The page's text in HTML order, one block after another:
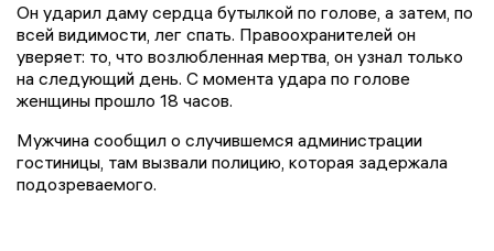
Он ударил даму сердца бутылкой по голове, а затем, по
всей видимости, лег спать. Правоохранителей он
уверяет: то, что возлюбленная мертва, он узнал только
на следующий день. С момента удара по голове
женщины прошло 18 часов.
Мужчина сообщил о случившемся администрации
гостиницы, там вызвали полицию, которая задержала
подозреваемого.